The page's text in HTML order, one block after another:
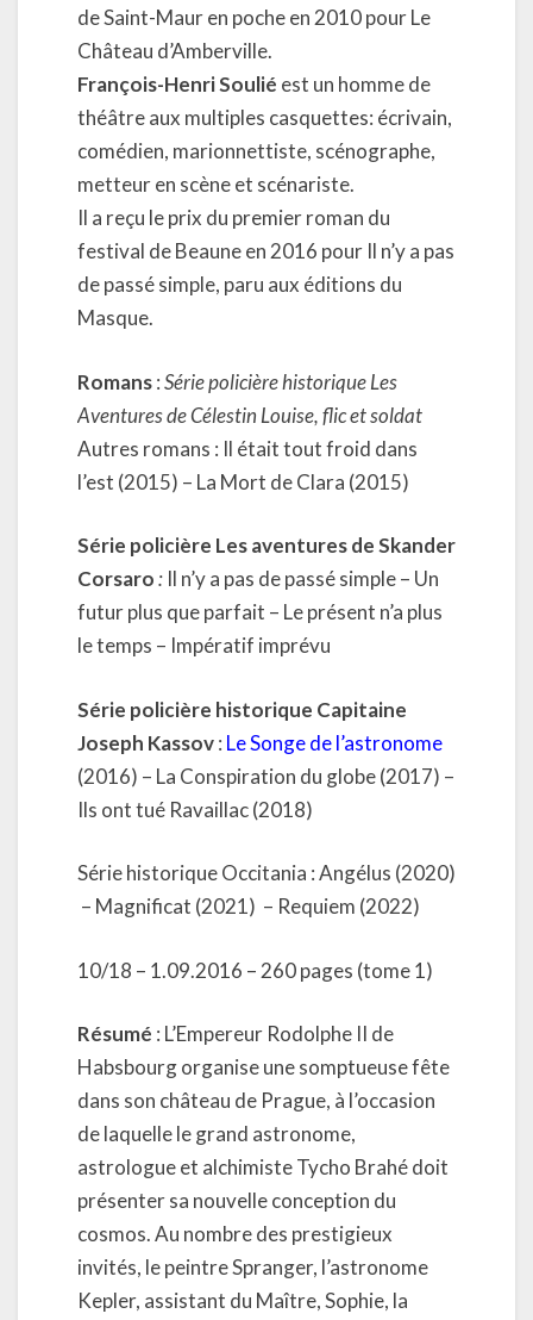
de Saint-Maur en poche en 2010 pour Le
Château d’Amberville.
François-Henri Soulié est un homme de
théâtre aux multiples casquettes: écrivain,
comédien, marionnettiste, scénographe,
metteur en scène et scénariste.
Il a reçu le prix du premier roman du
festival de Beaune en 2016 pour Il n’y a pas
de passé simple, paru aux éditions du
Masque.
Romans:Série policière historique Les
Aventures de Célestin Louise, flic et soldat
Autres romans : Il était tout froid dans
l’est (2015) – La Mort de Clara (2015)
Série policière Les aventures de Skander
Corsaro: Il n’y a pas de passé simple – Un
futur plus que parfait – Le présent n’a plus
le temps – Impératif imprévu
Série policière historique Capitaine
Joseph Kassov: Le Songe de l’astronome
(2016) – La Conspiration du globe (2017) –
Ils ont tué Ravaillac (2018)
Série historique Occitania : Angélus (2020)
– Magnificat (2021) – Requiem (2022)
10/18 – 1.09.2016 – 260 pages (tome 1)
Résumé : L’Empereur Rodolphe II de
Habsbourg organise une somptueuse fête
dans son château de Prague, à l’occasion
de laquelle le grand astronome,
astrologue et alchimiste Tycho Brahé doit
présenter sa nouvelle conception du
cosmos. Au nombre des prestigieux
invités, le peintre Spranger, l’astronome
Kepler, assistant du Maître, Sophie, la